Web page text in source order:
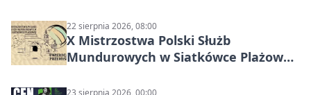
22 sierpnia 2026, 08:00
X Mistrzostwa Polski Służb
Mundurowych w Siatkówce Plażowej